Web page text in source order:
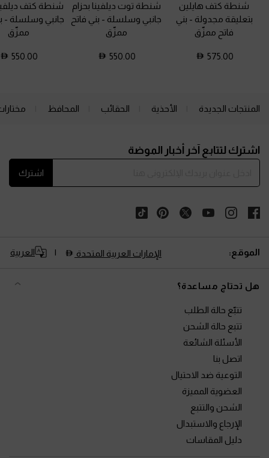
شنطة كتف هايلين
بتعليقة مجدولة - بني
فاتح ممزّق
575.00
شنطة توت ديلفينا بحزام
جانبي وسلسلة - بني فاتح
ممزّق
550.00
شنطة كتف
جانبي وسلسلة -
ممزّق
550.00
المنتجات الجديدة الأحذية الحقائب المحافظ
اشترك لتتابع آخر أخبار الموضة
اشترك
الموقع: الإمارات العربية المتحدة العربية
هل تحتاج مساعدة؟
تتبّع حالة الطلب
تتبع حالة الشحن
الأسئلة الشائعة
اتصل بنا
التوعية ضد الاحتيال
العضوية المميزة
الشحن والتتبع
الإرجاع والاستبدال
دليل المقاسات